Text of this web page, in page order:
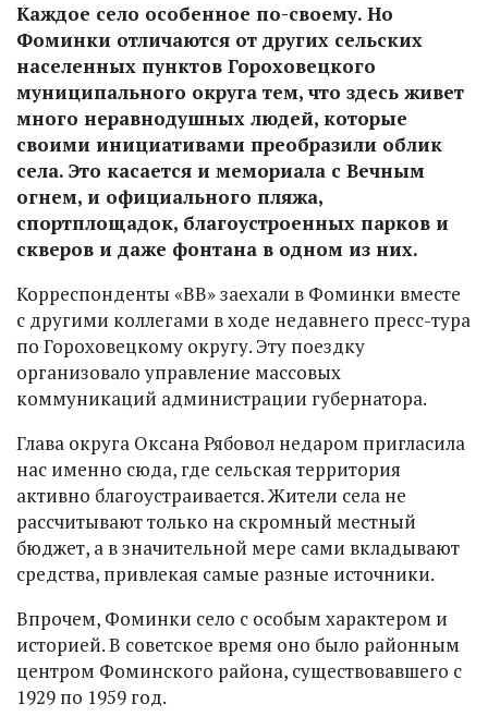
Каждое село особенное по-своему. Но
Фоминки отличаются от других сельских
населенных пунктов Гороховецкого
муниципального округа тем, что здесь живет
много неравнодушных людей, которые
своими инициативами преобразили облик
села. Это касается и мемориала с Вечным
огнем, и официального пляжа,
спортплощадок, благоустроенных парков и
скверов и даже фонтана в одном из них.
Корреспонденты «ВВ» заехали в Фоминки вместе
с другими коллегами в ходе недавнего пресс-тура
по Гороховецкому округу. Эту поездку
организовало управление массовых
коммуникаций администрации губернатора.
Глава округа Оксана Рябовол недаром пригласила
нас именно сюда, где сельская территория
активно благоустраивается. Жители села не
рассчитывают только на скромный местный
бюджет, а в значительной мере сами вкладывают
средства, привлекая самые разные источники.
Впрочем, Фоминки село с особым характером и
историей. В советское время оно было районным
центром Фоминского района, существовавшего с
1929 по 1959 год.